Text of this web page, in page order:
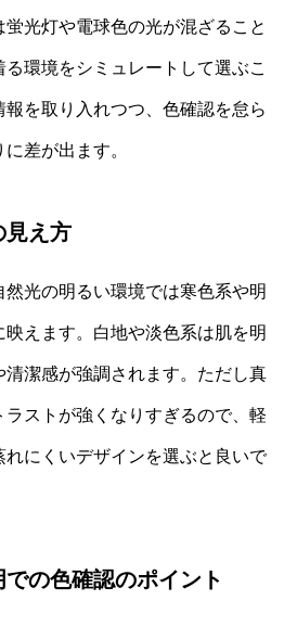
光灯や電球色の光が混ざること
環境をシミュレートして選ぶこ
報を取り入れつつ、色確認を怠ら
差が出ます。
見え方
光の明るい環境では寒色系や明
映えます。白地や淡色系は肌を明
清潔感が強調されます。ただし真
ストが強くなりすぎるので、軽
にくいデザインを選ぶと良いで
の色確認のポイント